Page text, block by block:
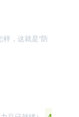
样，这就是“防